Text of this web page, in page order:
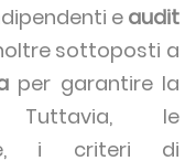
e audit
sottoposti a
per garantire la
Tuttavia, le
i criteri di